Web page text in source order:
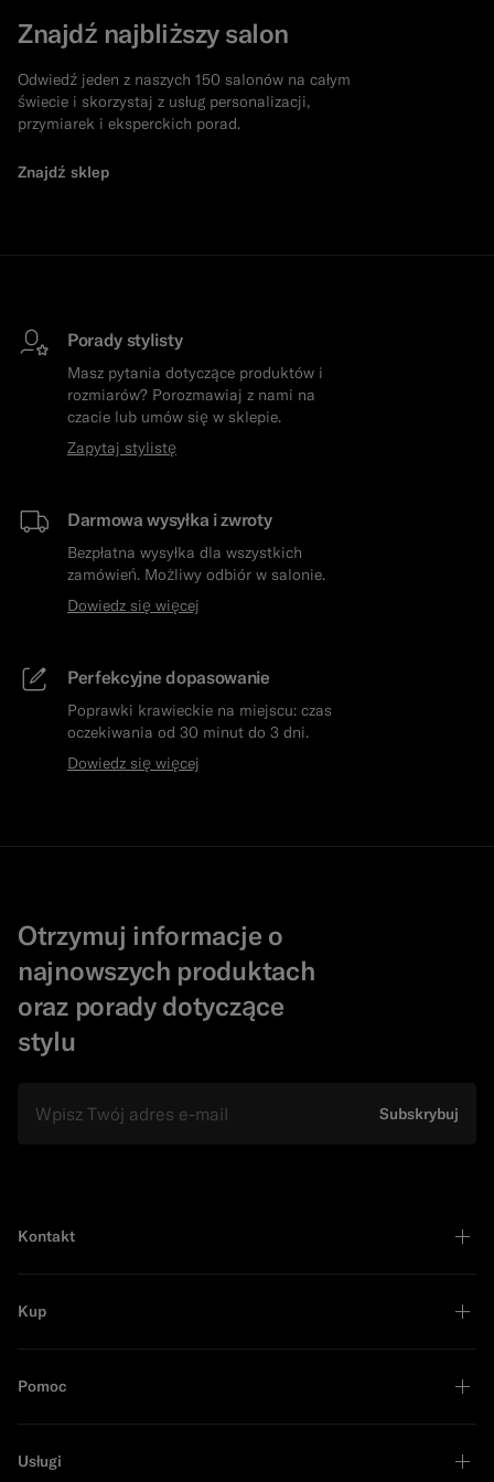
Znajdź najbliższy salon
Odwiedź jeden z naszych 150 salonów na całym
świecie i skorzystaj z usług personalizacji,
przymiarek i eksperckich porad.
Znajdź sklep
Porady stylisty
Masz pytania dotyczące produktów i
rozmiarów? Porozmawiaj z nami na
czacie lub umów się w sklepie.
Zapytaj stylistę
Darmowa wysyłka i zwroty
Bezpłatna wysyłka dla wszystkich
zamówień. Możliwy odbiór w salonie.
Dowiedz się więcej
Perfekcyjne dopasowanie
Poprawki krawieckie na miejscu: czas
oczekiwania od 30 minut do 3 dni.
Dowiedz się więcej
Otrzymuj informacje o
najnowszych produktach
oraz porady dotyczące
stylu
Subskrybuj
Kontakt
Kup
Pomoc
Usługi